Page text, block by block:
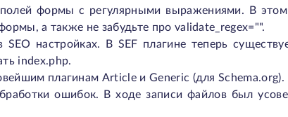
полей формы с регулярными выражениями. В
а также не забудьте про validate_regex="".
настройках. В SEF плагине теперь
index.php.
плагинам Article и Generic (для Schema.org).
ошибок. В ходе записи файлов был